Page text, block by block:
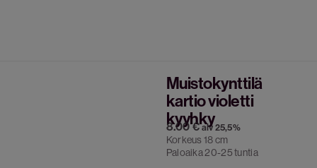
Muistokynttilä
kartio violetti
kyyhky
8.00€ alv 25,5%
Korkeus 18 cm
Paloaika 20-25 tuntia